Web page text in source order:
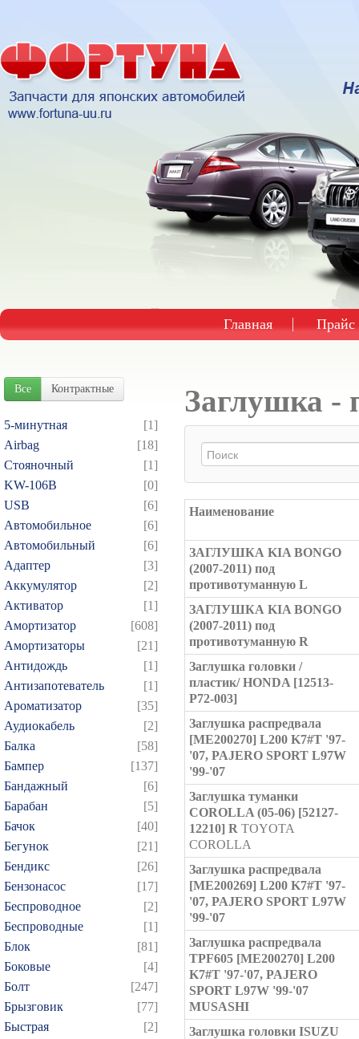
Главная Прайс
Все Контрактные
5-минутная
[1]
Airbag
[18]
Cтояночный
[1]
KW-106B
[0]
USB
[6]
Автомобильное
[6]
Автомобильный
[6]
Адаптер
[3]
Аккумулятор
[2]
Активатор
[1]
Амортизатор
[608]
Амортизаторы
[21]
Антидождь
[1]
Антизапотеватель
[1]
Ароматизатор
[35]
Аудиокабель
[2]
Балка
[58]
Бампер
[137]
Бандажный
[6]
Барабан
[5]
Бачок
[40]
Бегунок
[21]
Бендикс
[26]
Бензонасос
[17]
Беспроводное
[2]
Беспроводные
[1]
Блок
[81]
Боковые
[4]
Болт
[247]
Брызговик
[77]
Быстрая
[2]
Заглушка -
Наименование
ЗАГЛУШКА KIA BONGO
(2007-2011) под
противотуманную L
ЗАГЛУШКА KIA BONGO
(2007-2011) под
противотуманную R
Заглушка головки /
пластик/ HONDA [12513-
P72-003]
Заглушка распредвала
[ME200270] L200 K7#T '97-
'07, PAJERO SPORT L97W
'99-'07
Заглушка туманки
COROLLA (05-06) [52127-
12210] R TOYOTA
COROLLA
Заглушка распредвала
[ME200269] L200 K7#T '97-
'07, PAJERO SPORT L97W
'99-'07
Заглушка распредвала
TPF605 [ME200270] L200
K7#T '97-'07, PAJERO
SPORT L97W '99-'07
MUSASHI
Заглушка головки ISUZU